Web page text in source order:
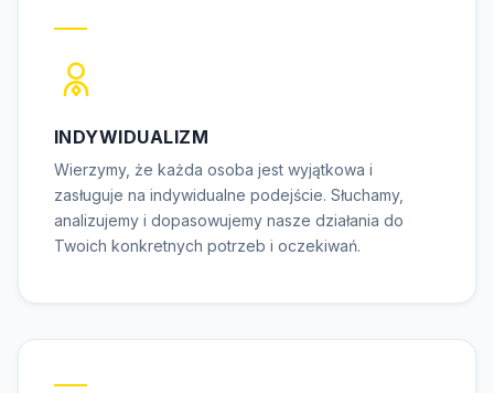
INDYWIDUALIZM
Wierzymy, że każda osoba jest wyjątkowa i
zasługuje na indywidualne podejście. Słuchamy,
analizujemy i dopasowujemy nasze działania do
Twoich konkretnych potrzeb i oczekiwań.